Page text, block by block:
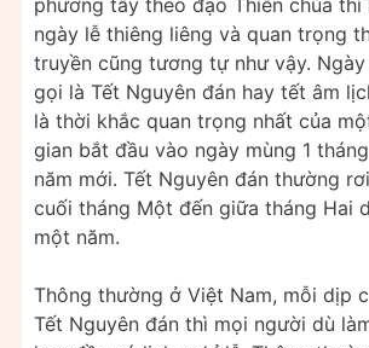
ngày lễ thiêng liêng và quan trọng
truyền cũng tương tự như vậy.
gọi là Tết Nguyên đán hay tết âm
là thời khắc quan trọng nhất của
gian bắt đầu vào ngày mùng 1
năm mới. Tết Nguyên đán thường
cuối tháng Một đến giữa tháng Hai
một năm.
Thông thường ở Việt Nam, mỗi dịp
Tết Nguyên đán thì mọi người dù